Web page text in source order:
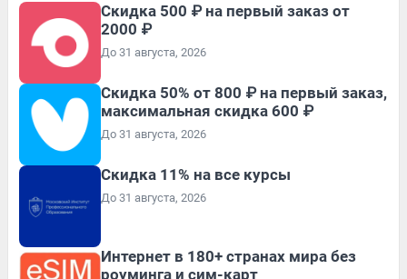
Скидка 500 ₽ на первый заказ от
2000 ₽
До 31 августа, 2026
Скидка 50% от 800 ₽ на первый заказ,
максимальная скидка 600 ₽
До 31 августа, 2026
Скидка 11% на все курсы
До 31 августа, 2026
Интернет в 180+ странах мира без
роуминга и сим-карт